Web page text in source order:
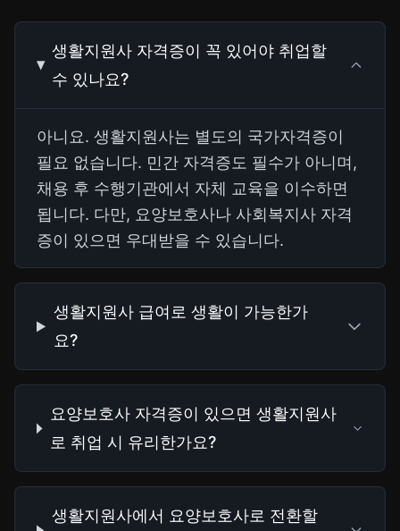
생활지원사 자격증이 꼭 있어야 취업할
수 있나요?
아니요. 생활지원사는 별도의 국가자격증이
필요 없습니다. 민간 자격증도 필수가 아니며,
채용 후 수행기관에서 자체 교육을 이수하면
됩니다. 다만, 요양보호사나 사회복지사 자격
증이 있으면 우대받을 수 있습니다.
생활지원사 급여로 생활이 가능한가
요?
요양보호사 자격증이 있으면 생활지원사
로 취업 시 유리한가요?
생활지원사에서 요양보호사로 전환할